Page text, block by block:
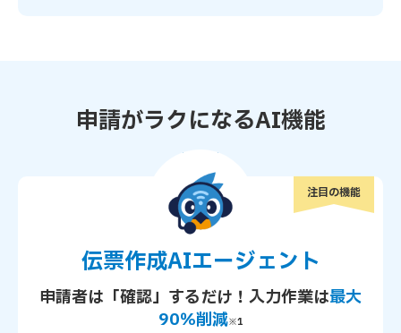
申請がラクになるAI機能
伝票作成AIエージェント
注目の機能
申請者は「確認」するだけ！入力作業は最大
90％削減※1